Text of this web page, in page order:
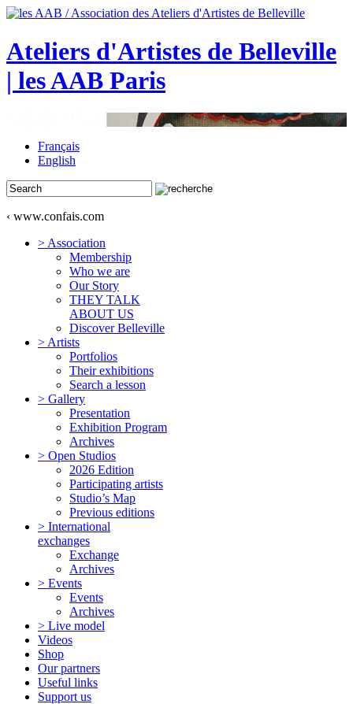
Ateliers d'Artistes de Belleville
| les AAB Paris
Français
English
‹ www.confais.com
> Association
Membership
Who we are
Our Story
THEY TALK
ABOUT US
Discover Belleville
> Artists
Portfolios
Their exhibitions
Search a lesson
> Gallery
Presentation
Exhibition Program
Archives
> Open Studios
2026 Edition
Participating artists
Studio’s Map
Previous editions
> International
exchanges
Exchange
Archives
> Events
Events
Archives
> Live model
Videos
Shop
Our partners
Useful links
Support us